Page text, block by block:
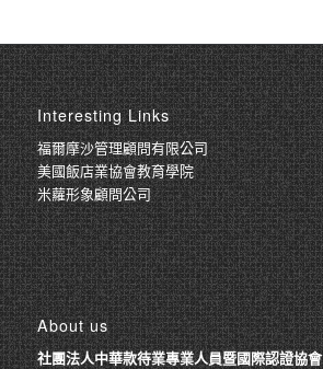
Interesting Links
福爾摩沙管理顧問有限公司
美國飯店業協會教育學院
米蘿形象顧問公司
About us
社團法人中華款待業專業人員暨國際認證協會